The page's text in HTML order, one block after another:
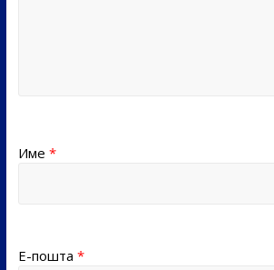
Име *
Е-пошта *